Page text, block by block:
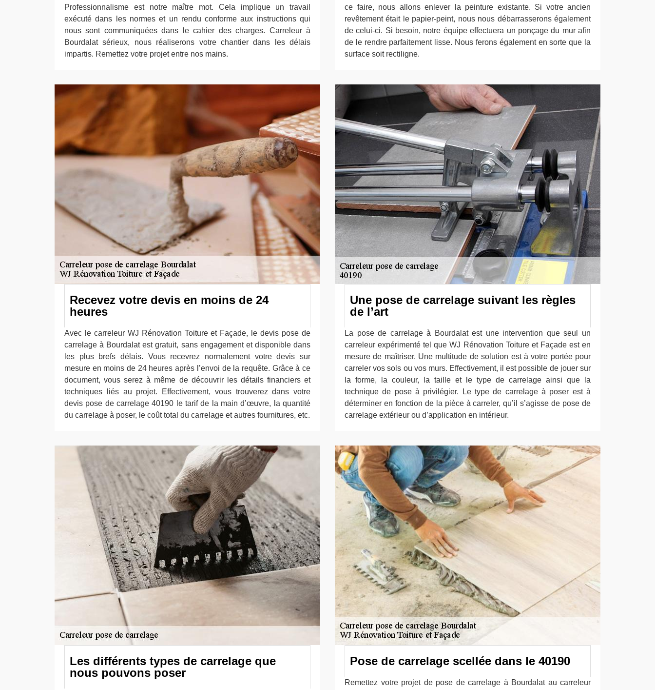
Professionnalisme est notre maître mot. Cela implique un travail
exécuté dans les normes et un rendu conforme aux instructions qui
nous sont communiquées dans le cahier des charges. Carreleur à
Bourdalat sérieux, nous réaliserons votre chantier dans les délais
impartis. Remettez votre projet entre nos mains.
ce faire, nous allons enlever la peinture existante. Si votre ancien
revêtement était le papier-peint, nous nous débarrasserons également
de celui-ci. Si besoin, notre équipe effectuera un ponçage du mur afin
de le rendre parfaitement lisse. Nous ferons également en sorte que la
surface soit rectiligne.
Recevez votre devis en moins de 24
heures
Avec le carreleur WJ Rénovation Toiture et Façade, le devis pose de
carrelage à Bourdalat est gratuit, sans engagement et disponible dans
les plus brefs délais. Vous recevrez normalement votre devis sur
mesure en moins de 24 heures après l’envoi de la requête. Grâce à ce
document, vous serez à même de découvrir les détails financiers et
techniques liés au projet. Effectivement, vous trouverez dans votre
devis pose de carrelage 40190 le tarif de la main d’œuvre, la quantité
du carrelage à poser, le coût total du carrelage et autres fournitures, etc.
Une pose de carrelage suivant les règles
de l’art
La pose de carrelage à Bourdalat est une intervention que seul un
carreleur expérimenté tel que WJ Rénovation Toiture et Façade est en
mesure de maîtriser. Une multitude de solution est à votre portée pour
carreler vos sols ou vos murs. Effectivement, il est possible de jouer sur
la forme, la couleur, la taille et le type de carrelage ainsi que la
technique de pose à privilégier. Le type de carrelage à poser est à
déterminer en fonction de la pièce à carreler, qu’il s’agisse de pose de
carrelage extérieur ou d’application en intérieur.
Les différents types de carrelage que
nous pouvons poser
Pose de carrelage scellée dans le 40190
Remettez votre projet de pose de carrelage à Bourdalat au carreleur